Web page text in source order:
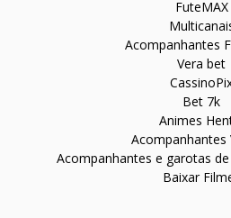
FuteMAX
Acompanhantes
Vera bet
Bet 7k
Animes
Acompanhantes
Acompanhantes e garotas
Baixar